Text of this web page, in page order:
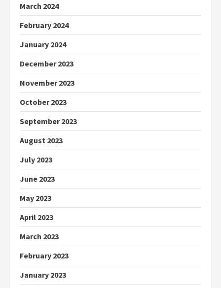
March 2024
February 2024
January 2024
December 2023
November 2023
October 2023
September 2023
August 2023
July 2023
June 2023
May 2023
April 2023
March 2023
February 2023
January 2023